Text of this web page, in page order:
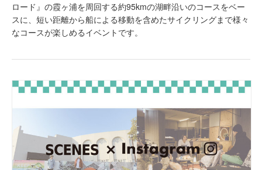
ロード』の霞ヶ浦を周回する約95kmの湖畔沿いのコースをベー
スに、短い距離から船による移動を含めたサイクリングまで様々
なコースが楽しめるイベントです。